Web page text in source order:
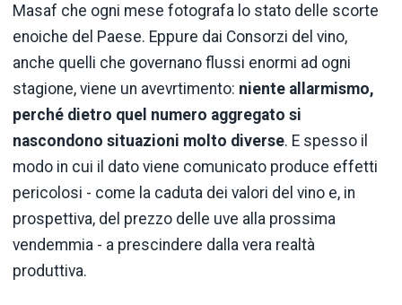
Masaf che ogni mese fotografa lo stato delle scorte
enoiche del Paese. Eppure dai Consorzi del vino,
anche quelli che governano flussi enormi ad ogni
stagione, viene un avevrtimento: niente allarmismo,
perché dietro quel numero aggregato si
nascondono situazioni molto diverse. E spesso il
modo in cui il dato viene comunicato produce effetti
pericolosi - come la caduta dei valori del vino e, in
prospettiva, del prezzo delle uve alla prossima
vendemmia - a prescindere dalla vera realtà
produttiva.